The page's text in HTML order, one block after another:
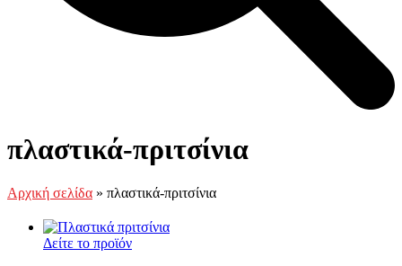
mobile
menu
mobile
menu
πλαστικά-πριτσίνια
Αρχική σελίδα » πλαστικά-πριτσίνια
Δείτε το προϊόν